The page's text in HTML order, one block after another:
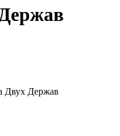
Двух Держав